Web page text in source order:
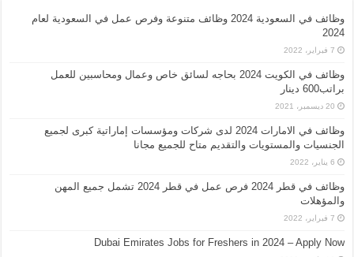
وظائف في السعودية 2024 وظائف متنوعة وفرص عمل في السعودية لعام
2024
7 فبراير، 2022
وظائف في الكويت 2024 بحاجه لسائق خاص وعمال ومحاسبين للعمل
براتب600 دينار
20 ديسمبر، 2021
وظائف في الامارات 2024 لدى شركات ومؤسسات إماراتية كبرى لجميع
الجنسيات والمستويات والتقديم متاح للجميع مجانا
6 يناير، 2022
وظائف في قطر 2024 فرص عمل في قطر 2024 تشمل جميع المهن
والمؤهلات
7 فبراير، 2022
Dubai Emirates Jobs for Freshers in 2024 – Apply Now